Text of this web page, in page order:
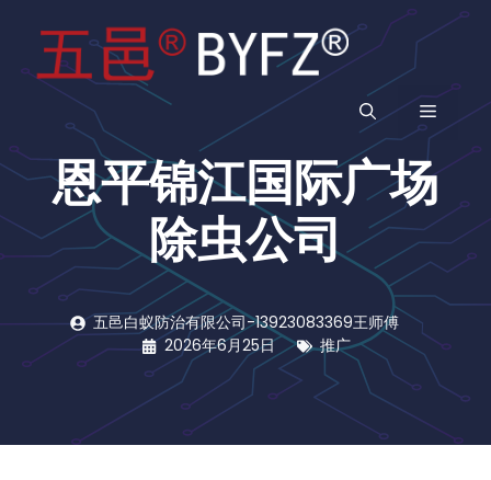
菜
单
恩平锦江国际广场
除虫公司
五邑白蚁防治有限公司-13923083369王师傅
2026年6月25日
推广